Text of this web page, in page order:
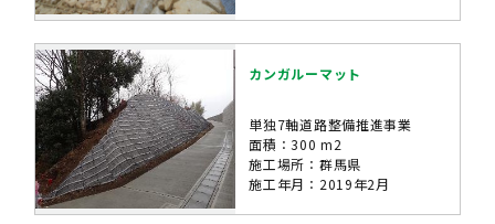
カンガルーマット
単独7軸道路整備推進事業
面積：300 m2
施工場所：群馬県
施工年月：2019年2月